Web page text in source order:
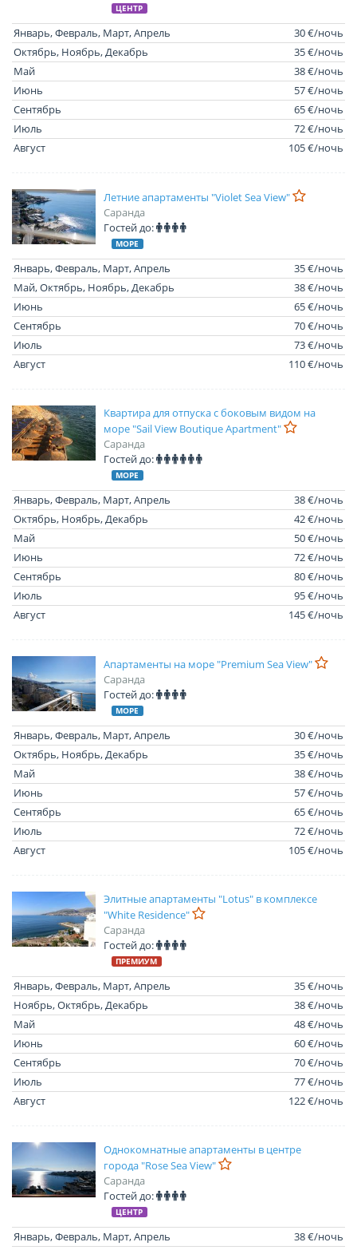
ЦЕНТР
Январь, Февраль, Март, Апрель
30 €/ночь
Октябрь, Ноябрь, Декабрь
35 €/ночь
Май
38 €/ночь
Июнь
57 €/ночь
Сентябрь
65 €/ночь
Июль
72 €/ночь
Август
105 €/ночь
Летние апартаменты "Violet Sea View"
Саранда
Гостей до:
МОРЕ
Январь, Февраль, Март, Апрель
35 €/ночь
Май, Октябрь, Ноябрь, Декабрь
38 €/ночь
Июнь
65 €/ночь
Сентябрь
70 €/ночь
Июль
73 €/ночь
Август
110 €/ночь
Квартира для отпуска с боковым видом на
море "Sail View Boutique Apartment"
Саранда
Гостей до:
МОРЕ
Январь, Февраль, Март, Апрель
38 €/ночь
Октябрь, Ноябрь, Декабрь
42 €/ночь
Май
50 €/ночь
Июнь
72 €/ночь
Сентябрь
80 €/ночь
Июль
95 €/ночь
Август
145 €/ночь
Апартаменты на море "Premium Sea View"
Саранда
Гостей до:
МОРЕ
Январь, Февраль, Март, Апрель
30 €/ночь
Октябрь, Ноябрь, Декабрь
35 €/ночь
Май
38 €/ночь
Июнь
57 €/ночь
Сентябрь
65 €/ночь
Июль
72 €/ночь
Август
105 €/ночь
Элитные апартаменты "Lotus" в комплексе
"White Residence"
Саранда
Гостей до:
ПРЕМИУМ
Январь, Февраль, Март, Апрель
35 €/ночь
Ноябрь, Октябрь, Декабрь
38 €/ночь
Май
48 €/ночь
Июнь
60 €/ночь
Сентябрь
70 €/ночь
Июль
77 €/ночь
Август
122 €/ночь
Однокомнатные апартаменты в центре
города "Rose Sea View"
Саранда
Гостей до:
ЦЕНТР
Январь, Февраль, Март, Апрель
38 €/ночь